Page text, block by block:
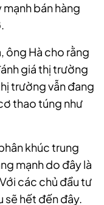
bán hàng
ông Hà cho rằng
giá thị trường
trường vẫn đang
thao túng như
khúc trung
mạnh do đây là
các chủ đầu tư
sẽ hết đến đây.